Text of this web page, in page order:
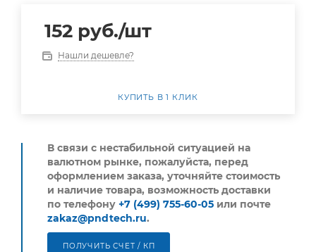
152 руб./шт
Нашли дешевле?
КУПИТЬ В 1 КЛИК
В связи с нестабильной ситуацией на
валютном рынке, пожалуйста, перед
оформлением заказа, уточняйте стоимость
и наличие товара, возможность доставки
по телефону +7 (499) 755-60-05 или почте
zakaz@pndtech.ru.
ПОЛУЧИТЬ СЧЕТ / КП